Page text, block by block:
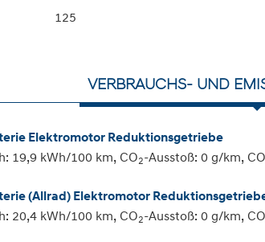
125
VERBRAUCHS- UND
Elektromotor Reduktionsgetriebe
19,9 kWh/100 km, CO2-Ausstoß: 0 g/km, CO
(Allrad) Elektromotor
20,4 kWh/100 km, CO2-Ausstoß: 0 g/km, CO